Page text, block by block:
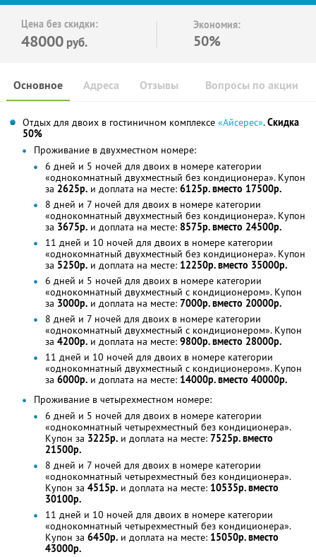
Цена без скидки:
48000 руб.
Экономия:
50%
Основное Отзывы Вопросы по акции
Адреса
Отдых для двоих в гостиничном комплексе «Айсерес».Скидка
50%
Проживание в двухместном номере:
6 дней и 5 ночей для двоих в номере категории
«однокомнатный двухместный без кондиционера». Купон
за 2625р. и доплата на месте: 6125р. вместо 17500р.
8 дней и 7 ночей для двоих в номере категории
«однокомнатный двухместный без кондиционера». Купон
за 3675р. и доплата на месте: 8575р. вместо 24500р.
11 дней и 10 ночей для двоих в номере категории
«однокомнатный двухместный без кондиционера». Купон
за 5250р. и доплата на месте: 12250р. вместо 35000р.
6 дней и 5 ночей для двоих в номере категории
«однокомнатный двухместный с кондиционером». Купон
за 3000р. и доплата на месте: 7000р. вместо 20000р.
8 дней и 7 ночей для двоих в номере категории
«однокомнатный двухместный с кондиционером». Купон
за 4200р. и доплата на месте: 9800р. вместо 28000р.
11 дней и 10 ночей для двоих в номере категории
«однокомнатный двухместный с кондиционером». Купон
за 6000р. и доплата на месте: 14000р. вместо 40000р.
Проживание в четырехместном номере:
6 дней и 5 ночей для двоих в номере категории
«однокомнатный четырехместный без кондиционера».
Купон за 3225р. и доплата на месте: 7525р. вместо
21500р.
8 дней и 7 ночей для двоих в номере категории
«однокомнатный четырехместный без кондиционера».
Купон за 4515р. и доплата на месте: 10535р. вместо
30100р.
11 дней и 10 ночей для двоих в номере категории
«однокомнатный четырехместный без кондиционера».
Купон за 6450р. и доплата на месте: 15050р. вместо
43000р.